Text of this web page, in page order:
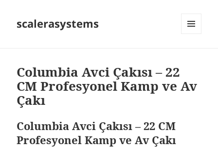
scalerasystems
Columbia Avci Çakısı – 22
CM Profesyonel Kamp ve Av
Çakı
Columbia Avci Çakısı – 22 CM
Profesyonel Kamp ve Av Çakı